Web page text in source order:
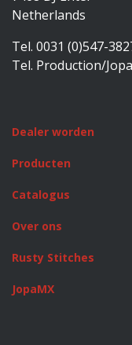
Netherlands
Tel. 0031 (0)547-
Tel. Production/
Dealer worden
Producten
Catalogus
Over ons
Rusty Stitches
JopaMX